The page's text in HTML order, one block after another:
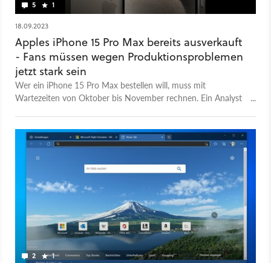
5 1
18.09.2023
Apples iPhone 15 Pro Max bereits ausverkauft
- Fans müssen wegen Produktionsproblemen
jetzt stark sein
Wer ein iPhone 15 Pro Max bestellen will, muss mit
Wartezeiten von Oktober bis November rechnen. Ein Analyst
2 1